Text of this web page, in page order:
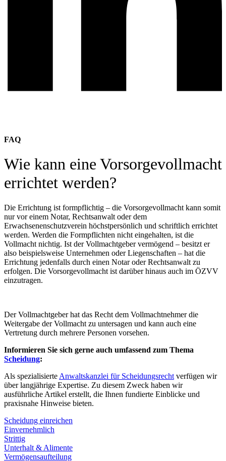
FAQ
Wie kann eine Vorsorgevollmacht
errichtet werden?
Die Errichtung ist formpflichtig – die Vorsorgevollmacht kann somit
nur vor einem Notar, Rechtsanwalt oder dem
Erwachsenenschutzverein höchstpersönlich und schriftlich errichtet
werden. Werden die Formpflichten nicht eingehalten, ist die
Vollmacht nichtig. Ist der Vollmachtgeber vermögend – besitzt er
also beispielsweise Unternehmen oder Liegenschaften – hat die
Errichtung jedenfalls durch einen Notar oder Rechtsanwalt zu
erfolgen. Die Vorsorgevollmacht ist darüber hinaus auch im ÖZVV
einzutragen.
Der Vollmachtgeber hat das Recht dem Vollmachtnehmer die
Weitergabe der Vollmacht zu untersagen und kann auch eine
Vertretung durch mehrere Personen vorsehen.
Informieren Sie sich gerne auch umfassend zum Thema
Scheidung:
Als spezialisierte Anwaltskanzlei für Scheidungsrecht verfügen wir
über langjährige Expertise. Zu diesem Zweck haben wir
ausführliche Artikel erstellt, die Ihnen fundierte Einblicke und
praxisnahe Hinweise bieten.
Scheidung einreichen
Einvernehmlich
Strittig
Unterhalt & Alimente
Vermögensaufteilung